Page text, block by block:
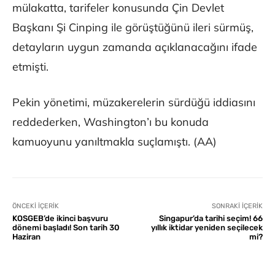
mülakatta, tarifeler konusunda Çin Devlet
Başkanı Şi Cinping​​​​​​​ ile görüştüğünü ileri sürmüş,
detayların uygun zamanda açıklanacağını ifade
etmişti.
Pekin yönetimi, müzakerelerin sürdüğü iddiasını
reddederken, Washington’ı bu konuda
kamuoyunu yanıltmakla suçlamıştı. (AA)
ÖNCEKI İÇERIK
KOSGEB’de ikinci başvuru
dönemi başladı! Son tarih 30
Haziran
SONRAKI İÇERIK
Singapur’da tarihi seçim! 66
yıllık iktidar yeniden seçilecek
mi?